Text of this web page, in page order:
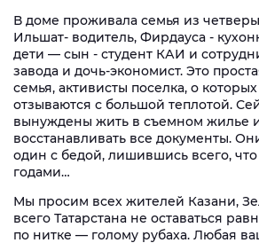
В доме проживала семья из
Ильшат- водитель, Фирдауса -
дети — сын - студент КАИ и
завода и дочь-экономист. Это
семья, активисты поселка, о
отзываются с большой теплотой.
вынуждены жить в съемном жилье
восстанавливать все документы.
один с бедой, лишившись всего,
годами…
Мы просим всех жителей Казани,
всего Татарстана не оставаться
по нитке — голому рубаха. Любая